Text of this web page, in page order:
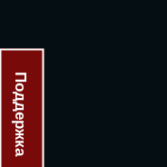
Поддержка